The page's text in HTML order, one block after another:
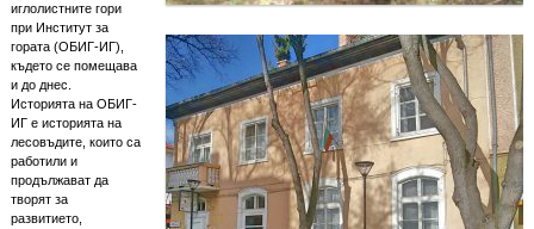
иглолистните гори
при Институт за
гората (ОБИГ-ИГ),
където се помещава
и до днес.
Историята на ОБИГ-
ИГ е историята на
лесовъдите, които са
работили и
продължават да
творят за
развитието,